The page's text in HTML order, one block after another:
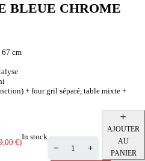
BLEUE CHROME
cm
+ four gril séparé, table mixte +
€)
In stock
AJOUTER
AU
PANIER